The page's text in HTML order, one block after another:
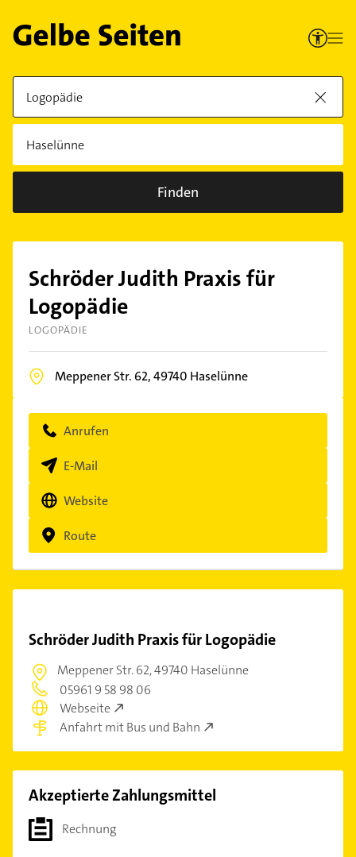
Finden
Schröder Judith Praxis für
Logopädie
LOGOPÄDIE
Meppener Str. 62,49740 Haselünne
Anrufen
E-Mail
Website
Route
Schröder Judith Praxis für Logopädie
Meppener Str. 62,49740 Haselünne
05961 9 58 98 06
Webseite
Anfahrt mit Bus und Bahn
Akzeptierte Zahlungsmittel
Rechnung